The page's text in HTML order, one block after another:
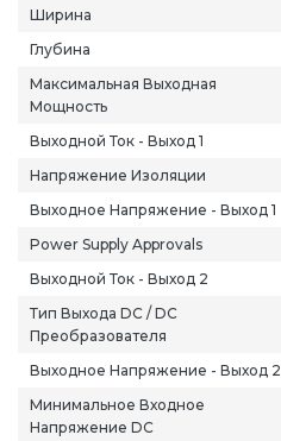
Ширина
Глубина
Максимальная Выходная
Мощность
Выходной Ток - Выход 1
Напряжение Изоляции
Выходное Напряжение - Выход 1
Power Supply Approvals
Выходной Ток - Выход 2
Тип Выхода DC / DC
Преобразователя
Выходное Напряжение - Выход 2
Минимальное Входное
Напряжение DC
Липецк